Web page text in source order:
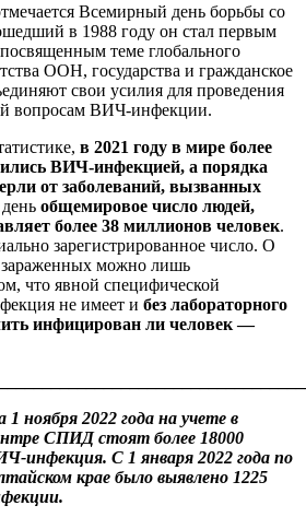
Всемирный день борьбы со
в 1988 году он стал первым
теме глобального
ООН, государства и гражданское
свои усилия для проведения
вопросам ВИЧ-инфекции.
в 2021 году в мире более
ВИЧ-инфекцией, а порядка
от заболеваний, вызванных
общемировое число людей,
более 38 миллионов человек.
зарегистрированное число. О
зараженных можно лишь
что явной специфической
не имеет и без лабораторного
инфицирован ли человек —
ноября 2022 года на учете в
СПИД стоят более 18000
инфекция. С 1 января 2022 года по
крае было выявлено 1225